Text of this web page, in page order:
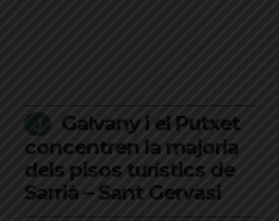
Galvany i el Putxet
concentren la majoria
dels pisos turístics de
Sarrià – Sant Gervasi